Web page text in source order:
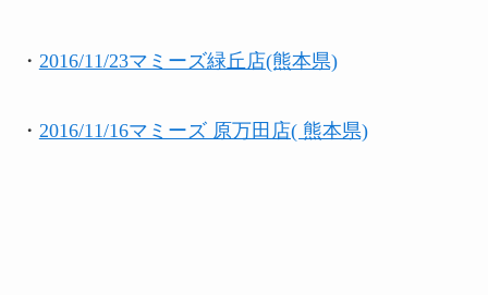
・ 2016/11/23マミーズ緑丘店(熊本県)
・ 2016/11/16マミーズ 原万田店( 熊本県)